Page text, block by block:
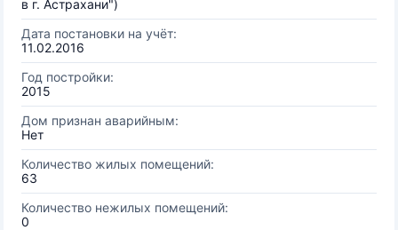
в г. Астрахани")
Дата постановки на учёт:
11.02.2016
Год постройки:
2015
Дом признан аварийным:
Нет
Количество жилых помещений:
63
Количество нежилых помещений:
0